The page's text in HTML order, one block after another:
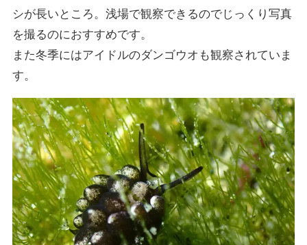
シが長いところ。浅場で観察できるのでじっくり写真
を撮るのにおすすめです。
また冬季にはアイドルのダンゴウオも観察されていま
す。